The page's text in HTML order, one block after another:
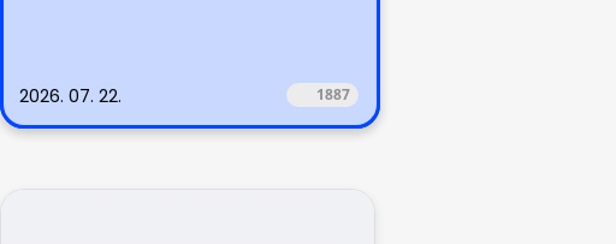
2026. 07. 22. 1887